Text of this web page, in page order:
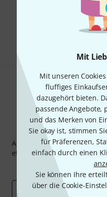
Mit
Mit unseren
fluffiges
dazugehört bieten.
passende Angebote,
und das Merken von
Sie okay ist, stimmen
für Präferenzen,
einfach durch einen
Sie können Ihre
über die Cookie-
Gefällt
Teilen
Abonniere den Thomann
etwas Glück einen von50
Inspirierende Beiträge
E-Mail-Adresse